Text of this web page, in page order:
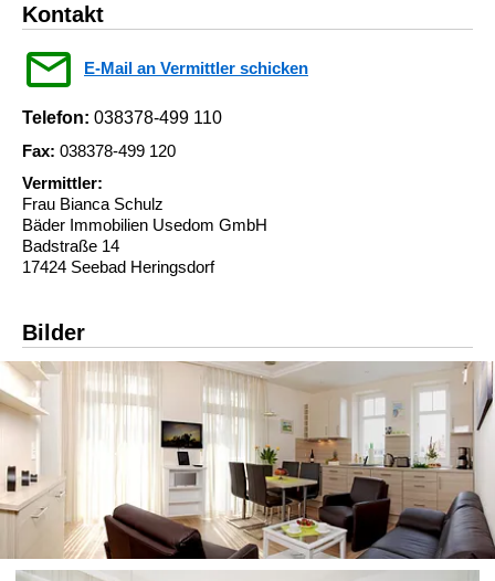
Kontakt
E-Mail an Vermittler schicken
Telefon: 038378-499 110
Fax: 038378-499 120
Vermittler:
Frau Bianca Schulz
Bäder Immobilien Usedom GmbH
Badstraße 14
17424 Seebad Heringsdorf
Bilder